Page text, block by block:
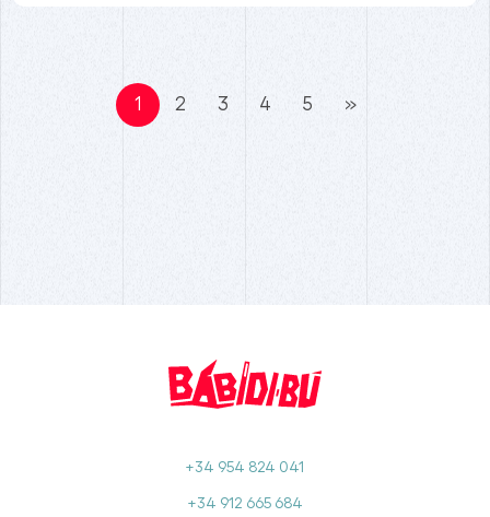
1 2 3 4 5 »
+34 954 824 041
+34 912 665 684